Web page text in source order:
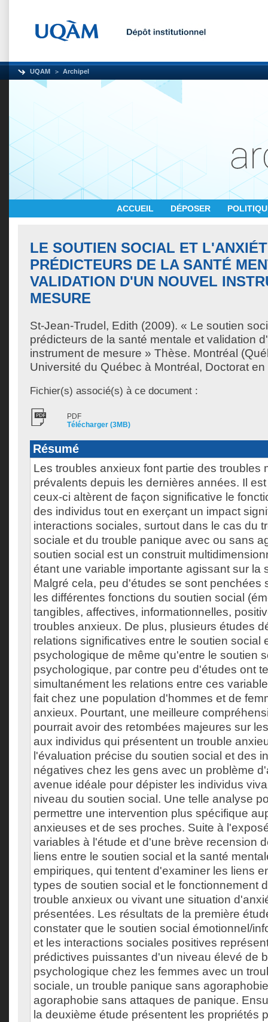
UQAM Archipel
ACCUEIL DÉPOSER
LE SOUTIEN SOCIAL ET
PRÉDICTEURS DE LA SANTÉ
VALIDATION D'UN NOUVEL
MESURE
St-Jean-Trudel, Edith (2009). « Le soutien
prédicteurs de la santé mentale et validation
instrument de mesure » Thèse. Montréal
Université du Québec à Montréal, Doctorat
Fichier(s) associé(s) à ce document :
PDF
Télécharger (3MB)
Résumé
Les troubles anxieux font partie des troubles
prévalents depuis les dernières années. Il
ceux-ci altèrent de façon significative le
des individus tout en exerçant un impact
interactions sociales, surtout dans le cas du
sociale et du trouble panique avec ou sans
soutien social est un construit
étant une variable importante agissant sur la
Malgré cela, peu d'études se sont penchées
les différentes fonctions du soutien social
tangibles, affectives, informationnelles,
troubles anxieux. De plus, plusieurs études
relations significatives entre le soutien social
psychologique de même qu'entre le soutien
psychologique, par contre peu d'études ont
simultanément les relations entre ces
fait chez une population d'hommes et de
anxieux. Pourtant, une meilleure
pourrait avoir des retombées majeures sur
aux individus qui présentent un trouble
l'évaluation précise du soutien social et des
négatives chez les gens avec un problème
avenue idéale pour dépister les individus
niveau du soutien social. Une telle analyse
permettre une intervention plus spécifique
anxieuses et de ses proches. Suite à
variables à l'étude et d'une brève recension
liens entre le soutien social et la santé
empiriques, qui tentent d'examiner les liens
types de soutien social et le fonctionnement
trouble anxieux ou vivant une situation
présentées. Les résultats de la première
constater que le soutien social émotionnel/
et les interactions sociales positives
prédictives puissantes d'un niveau élevé de
psychologique chez les femmes avec un
sociale, un trouble panique sans
agoraphobie sans attaques de panique.
la deuxième étude présentent les propriétés